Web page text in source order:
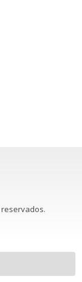
reservados.